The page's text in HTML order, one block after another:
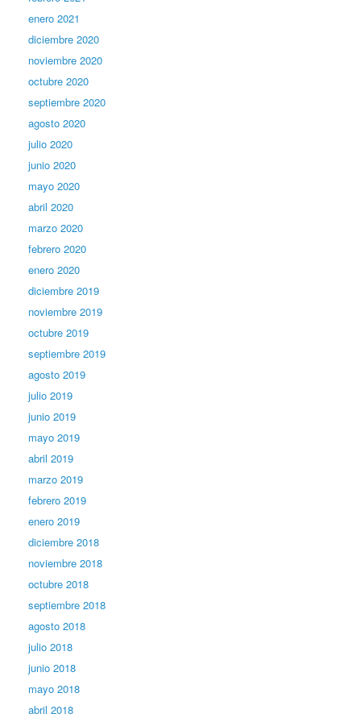
enero 2021
diciembre 2020
noviembre 2020
octubre 2020
septiembre 2020
agosto 2020
julio 2020
junio 2020
mayo 2020
abril 2020
marzo 2020
febrero 2020
enero 2020
diciembre 2019
noviembre 2019
octubre 2019
septiembre 2019
agosto 2019
julio 2019
junio 2019
mayo 2019
abril 2019
marzo 2019
febrero 2019
enero 2019
diciembre 2018
noviembre 2018
octubre 2018
septiembre 2018
agosto 2018
julio 2018
junio 2018
mayo 2018
abril 2018